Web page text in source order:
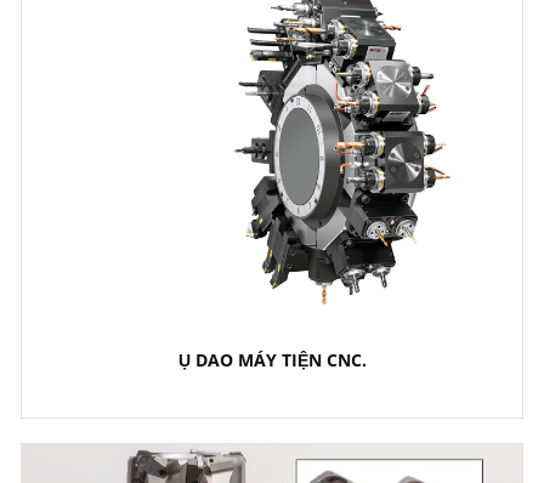
Ụ DAO MÁY TIỆN CNC.